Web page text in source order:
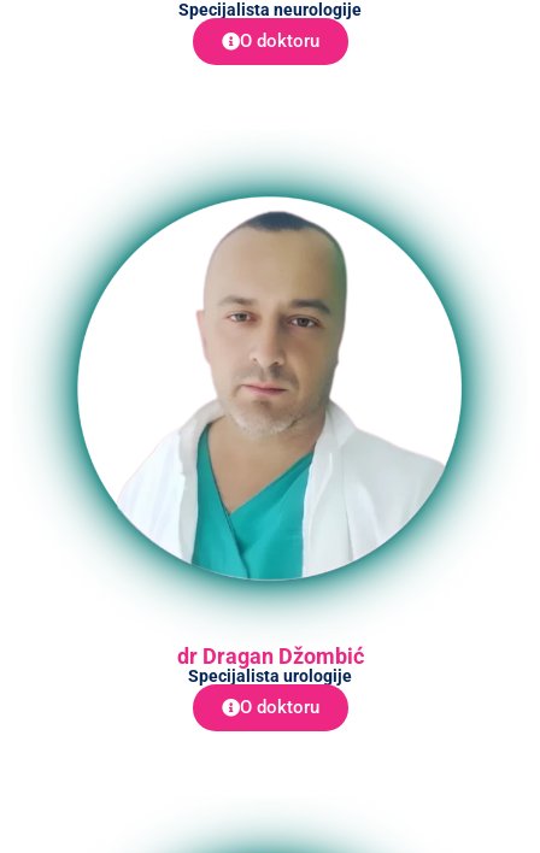
Specijalista neurologije
O doktoru
dr Dragan Džombić
Specijalista urologije
O doktoru